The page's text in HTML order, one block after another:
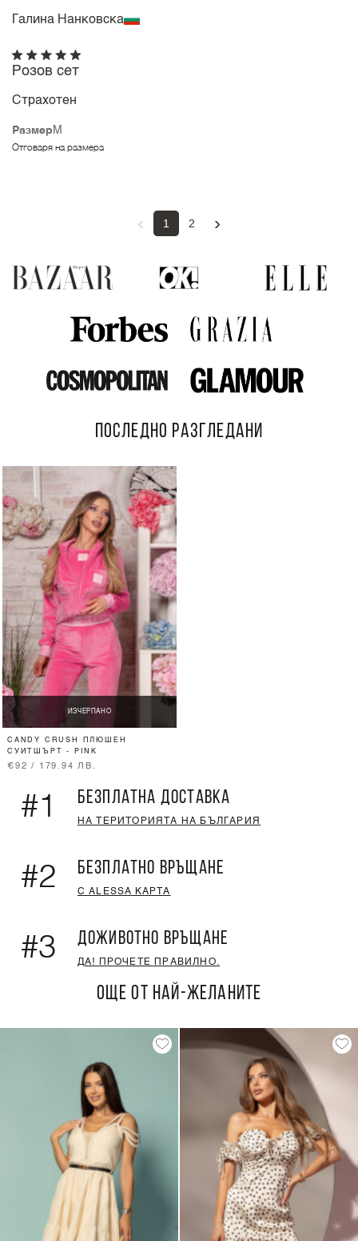
Галина Нанковска
Размер M
Отговаря на размера
Розов сет
Страхотен
‹ 1 2 ›
ПОСЛЕДНО РАЗГЛЕДАНИ
ИЗЧЕРПАНО
CANDY CRUSH ПЛЮШЕН
СУИТШЪРТ - PINK
€92 / 179.94 ЛВ.
#1 БЕЗПЛАТНА ДОСТАВКА
НА ТЕРИТОРИЯТА НА БЪЛГАРИЯ
#2 БЕЗПЛАТНО ВРЪЩАНЕ
С ALESSA КАРТА
#3 ДОЖИВОТНО ВРЪЩАНЕ
ДА! ПРОЧЕТЕ ПРАВИЛНО.
ОЩЕ ОТ НАЙ-ЖЕЛАНИТЕ